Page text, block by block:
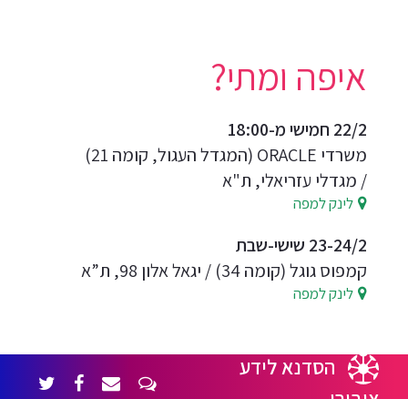
איפה ומתי?
22/2 חמישי מ-18:00
משרדי ORACLE (המגדל העגול, קומה 21)
/ מגדלי עזריאלי, ת"א
לינק למפה
23-24/2 שישי-שבת
קמפוס גוגל (קומה 34) / יגאל אלון 98, ת”א
לינק למפה
הסדנא לידע